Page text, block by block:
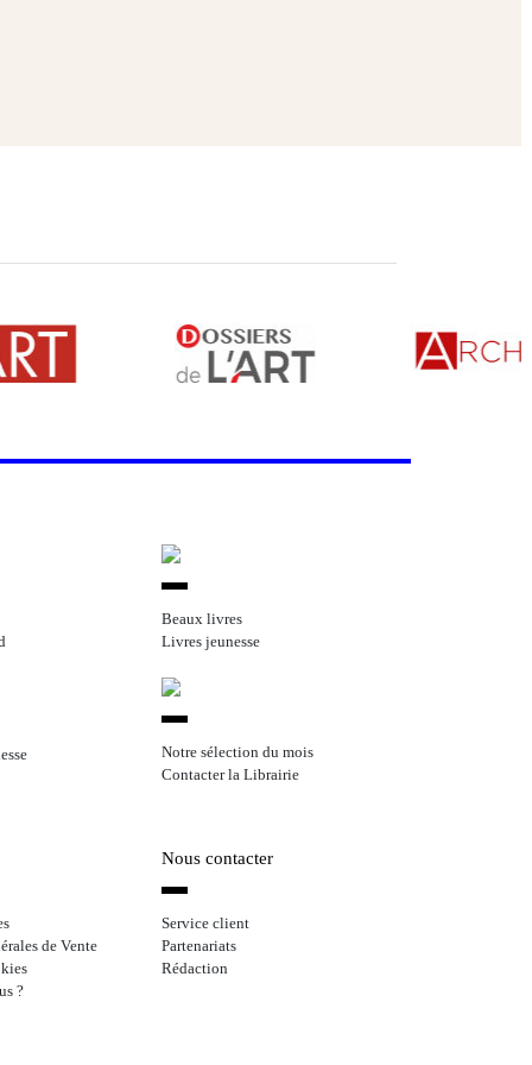
Beaux livres
Livres jeunesse
Notre sélection du mois
Contacter la Librairie
de Vente
?
Nous contacter
Service client
Partenariats
Rédaction